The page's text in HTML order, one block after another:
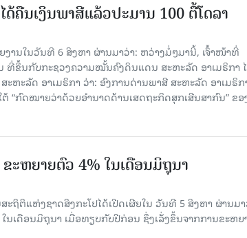
ດ້ຄືນເງິນພາສີແລ້ວປະມານ 100 ຕື້ໂດລາ
ງານໃນວັນທີ 6 ສິງຫາ ຜ່ານມາວ່າ: ຫວ່າງມໍ່ໆມານີ້, ເຈົ້າໜ້າທີ່
ທີ່ຂຶ້ນກັບກະຊວງຄວາມໝັ້ນຄົງດິນແດນ ສະຫະລັດ ອາເມຣິກາ
ະຫະລັດ ອາເມຣິກາ ວ່າ: ອົງການດ່ານພາສີ ສະຫະລັດ ອາເມຣິກ
“ກົດໝາຍວ່າດ້ວຍອຳນາດດ້ານເສດຖະກິດສຸກເສີນສາກົນ” ຂອ
ະຫຍາຍຕົວ 4% ໃນເດືອນມິຖຸນາ
ະຖິຕິແຫ່ງຊາດສິງກະໂປໄດ້ເປີດເຜີຍໃນ ວັນທີ 5 ສິງຫາ ຜ່ານມາ
ນເດືອນມິຖຸນາ ເມື່ອທຽບກັບປີກ່ອນ ຊຶ່ງເລັ່ງຂຶ້ນຈາກການຂະຫຍ